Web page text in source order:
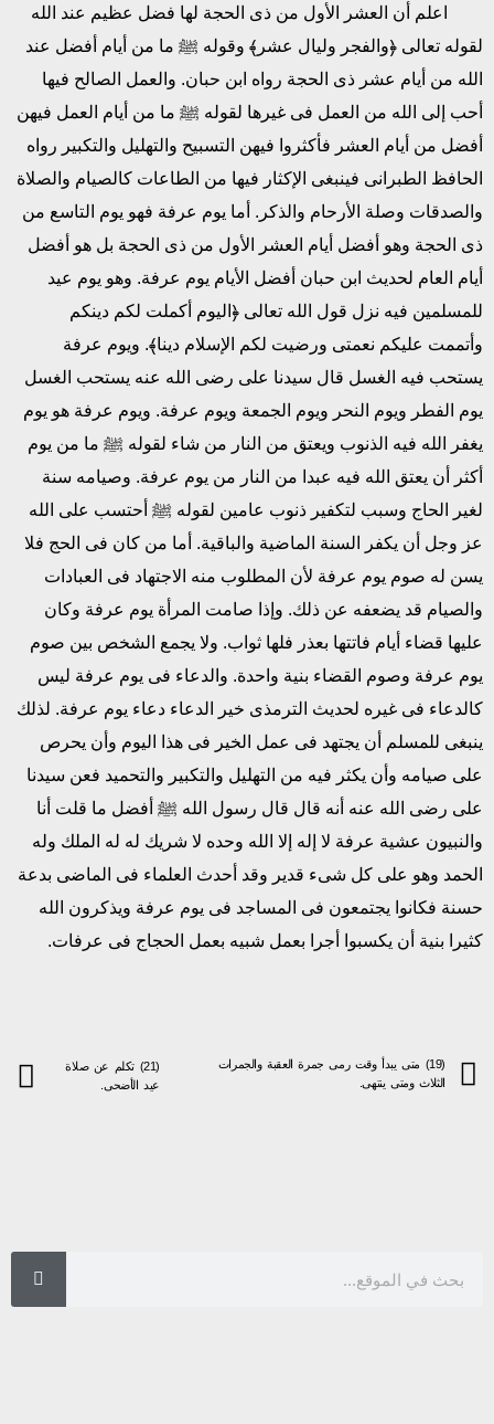
اعلم أن العشر الأول من ذى الحجة لها فضل عظيم عند الله
لقوله تعالى ﴿والفجر وليال عشر﴾ وقوله ﷺ ما من أيام أفضل عند
الله من أيام عشر ذى الحجة رواه ابن حبان. والعمل الصالح فيها
أحب إلى الله من العمل فى غيرها لقوله ﷺ ما من أيام العمل فيهن
أفضل من أيام العشر فأكثروا فيهن التسبيح والتهليل والتكبير رواه
الحافظ الطبرانى فينبغى الإكثار فيها من الطاعات كالصيام والصلاة
والصدقات وصلة الأرحام والذكر. أما يوم عرفة فهو يوم التاسع من
ذى الحجة وهو أفضل أيام العشر الأول من ذى الحجة بل هو أفضل
أيام العام لحديث ابن حبان أفضل الأيام يوم عرفة. وهو يوم عيد
للمسلمين فيه نزل قول الله تعالى ﴿اليوم أكملت لكم دينكم
وأتممت عليكم نعمتى ورضيت لكم الإسلام دينا﴾. ويوم عرفة
يستحب فيه الغسل قال سيدنا على رضى الله عنه يستحب الغسل
يوم الفطر ويوم النحر ويوم الجمعة ويوم عرفة. ويوم عرفة هو يوم
يغفر الله فيه الذنوب ويعتق من النار من شاء لقوله ﷺ ما من يوم
أكثر أن يعتق الله فيه عبدا من النار من يوم عرفة. وصيامه سنة
لغير الحاج وسبب لتكفير ذنوب عامين لقوله ﷺ أحتسب على الله
عز وجل أن يكفر السنة الماضية والباقية. أما من كان فى الحج فلا
يسن له صوم يوم عرفة لأن المطلوب منه الاجتهاد فى العبادات
والصيام قد يضعفه عن ذلك. وإذا صامت المرأة يوم عرفة وكان
عليها قضاء أيام فاتتها بعذر فلها ثواب. ولا يجمع الشخص بين صوم
يوم عرفة وصوم القضاء بنية واحدة. والدعاء فى يوم عرفة ليس
كالدعاء فى غيره لحديث الترمذى خير الدعاء دعاء يوم عرفة. لذلك
ينبغى للمسلم أن يجتهد فى عمل الخير فى هذا اليوم وأن يحرص
على صيامه وأن يكثر فيه من التهليل والتكبير والتحميد فعن سيدنا
على رضى الله عنه أنه قال قال رسول الله ﷺ أفضل ما قلت أنا
والنبيون عشية عرفة لا إله إلا الله وحده لا شريك له له الملك وله
الحمد وهو على كل شىء قدير وقد أحدث العلماء فى الماضى بدعة
حسنة فكانوا يجتمعون فى المساجد فى يوم عرفة ويذكرون الله
كثيرا بنية أن يكسبوا أجرا بعمل شبيه بعمل الحجاج فى عرفات.
(19) متى يبدأ وقت رمى جمرة العقبة والجمرات
الثلاث ومتى ينتهى.
(21) تكلم عن صلاة
عيد الأضحى.